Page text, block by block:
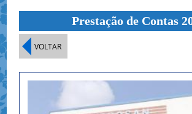
Prestação de Contas
VOLTAR